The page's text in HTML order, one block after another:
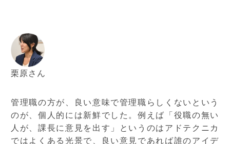
栗原さん
管理職の方が、良い意味で管理職らしくないという
のが、個人的には新鮮でした。例えば「役職の無い
人が、課長に意見を出す」というのはアドテクニカ
ではよくある光景で、良い意見であれば誰のアイデ